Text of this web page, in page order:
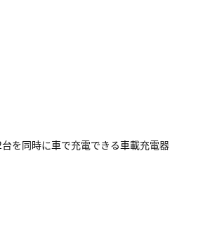
を同時に車で充電できる車載充電器